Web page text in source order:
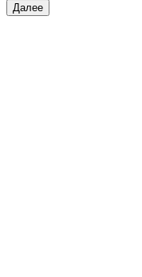
Далее